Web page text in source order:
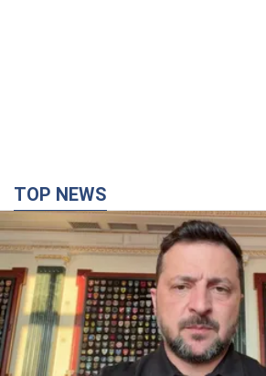
TOP NEWS